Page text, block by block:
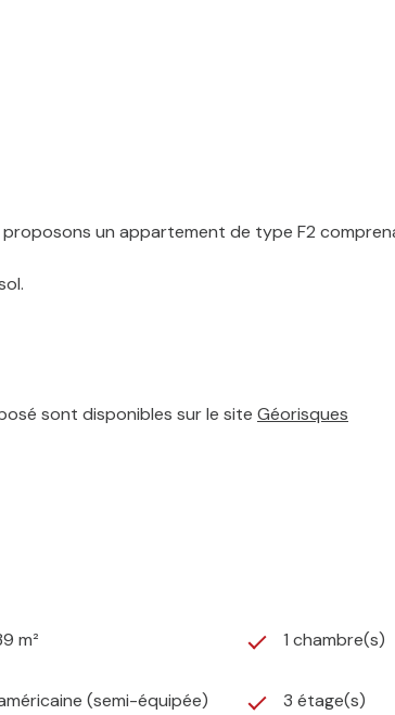
un appartement de type F2
sont disponibles sur le site Géorisques
m² 1 chambre(s)
(semi-équipée) 3 étage(s)